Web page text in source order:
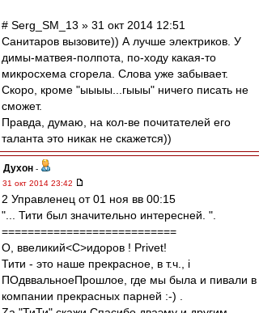
# Serg_SM_13 » 31 окт 2014 12:51
Санитаров вызовите)) А лучше электриков. У
димы-матвея-полпота, по-ходу какая-то
микросхема сгорела. Слова уже забывает.
Скоро, кроме "ыыыы...гыыы" ничего писать не
сможет.
Правда, думаю, на кол-ве почитателей его
таланта это никак не скажется))
Духон -
31 окт 2014 23:42
2 Управленец от 01 ноя вв 00:15
"... Тити был значительно интересней. ".
===========================
О, ввеликий<C>идоров ! Privet!
Тити - это наше прекрасное, в т.ч., i
ПОдввальноеПрошлое, где мы была и пивали в
компании прекрасных парней :-) .